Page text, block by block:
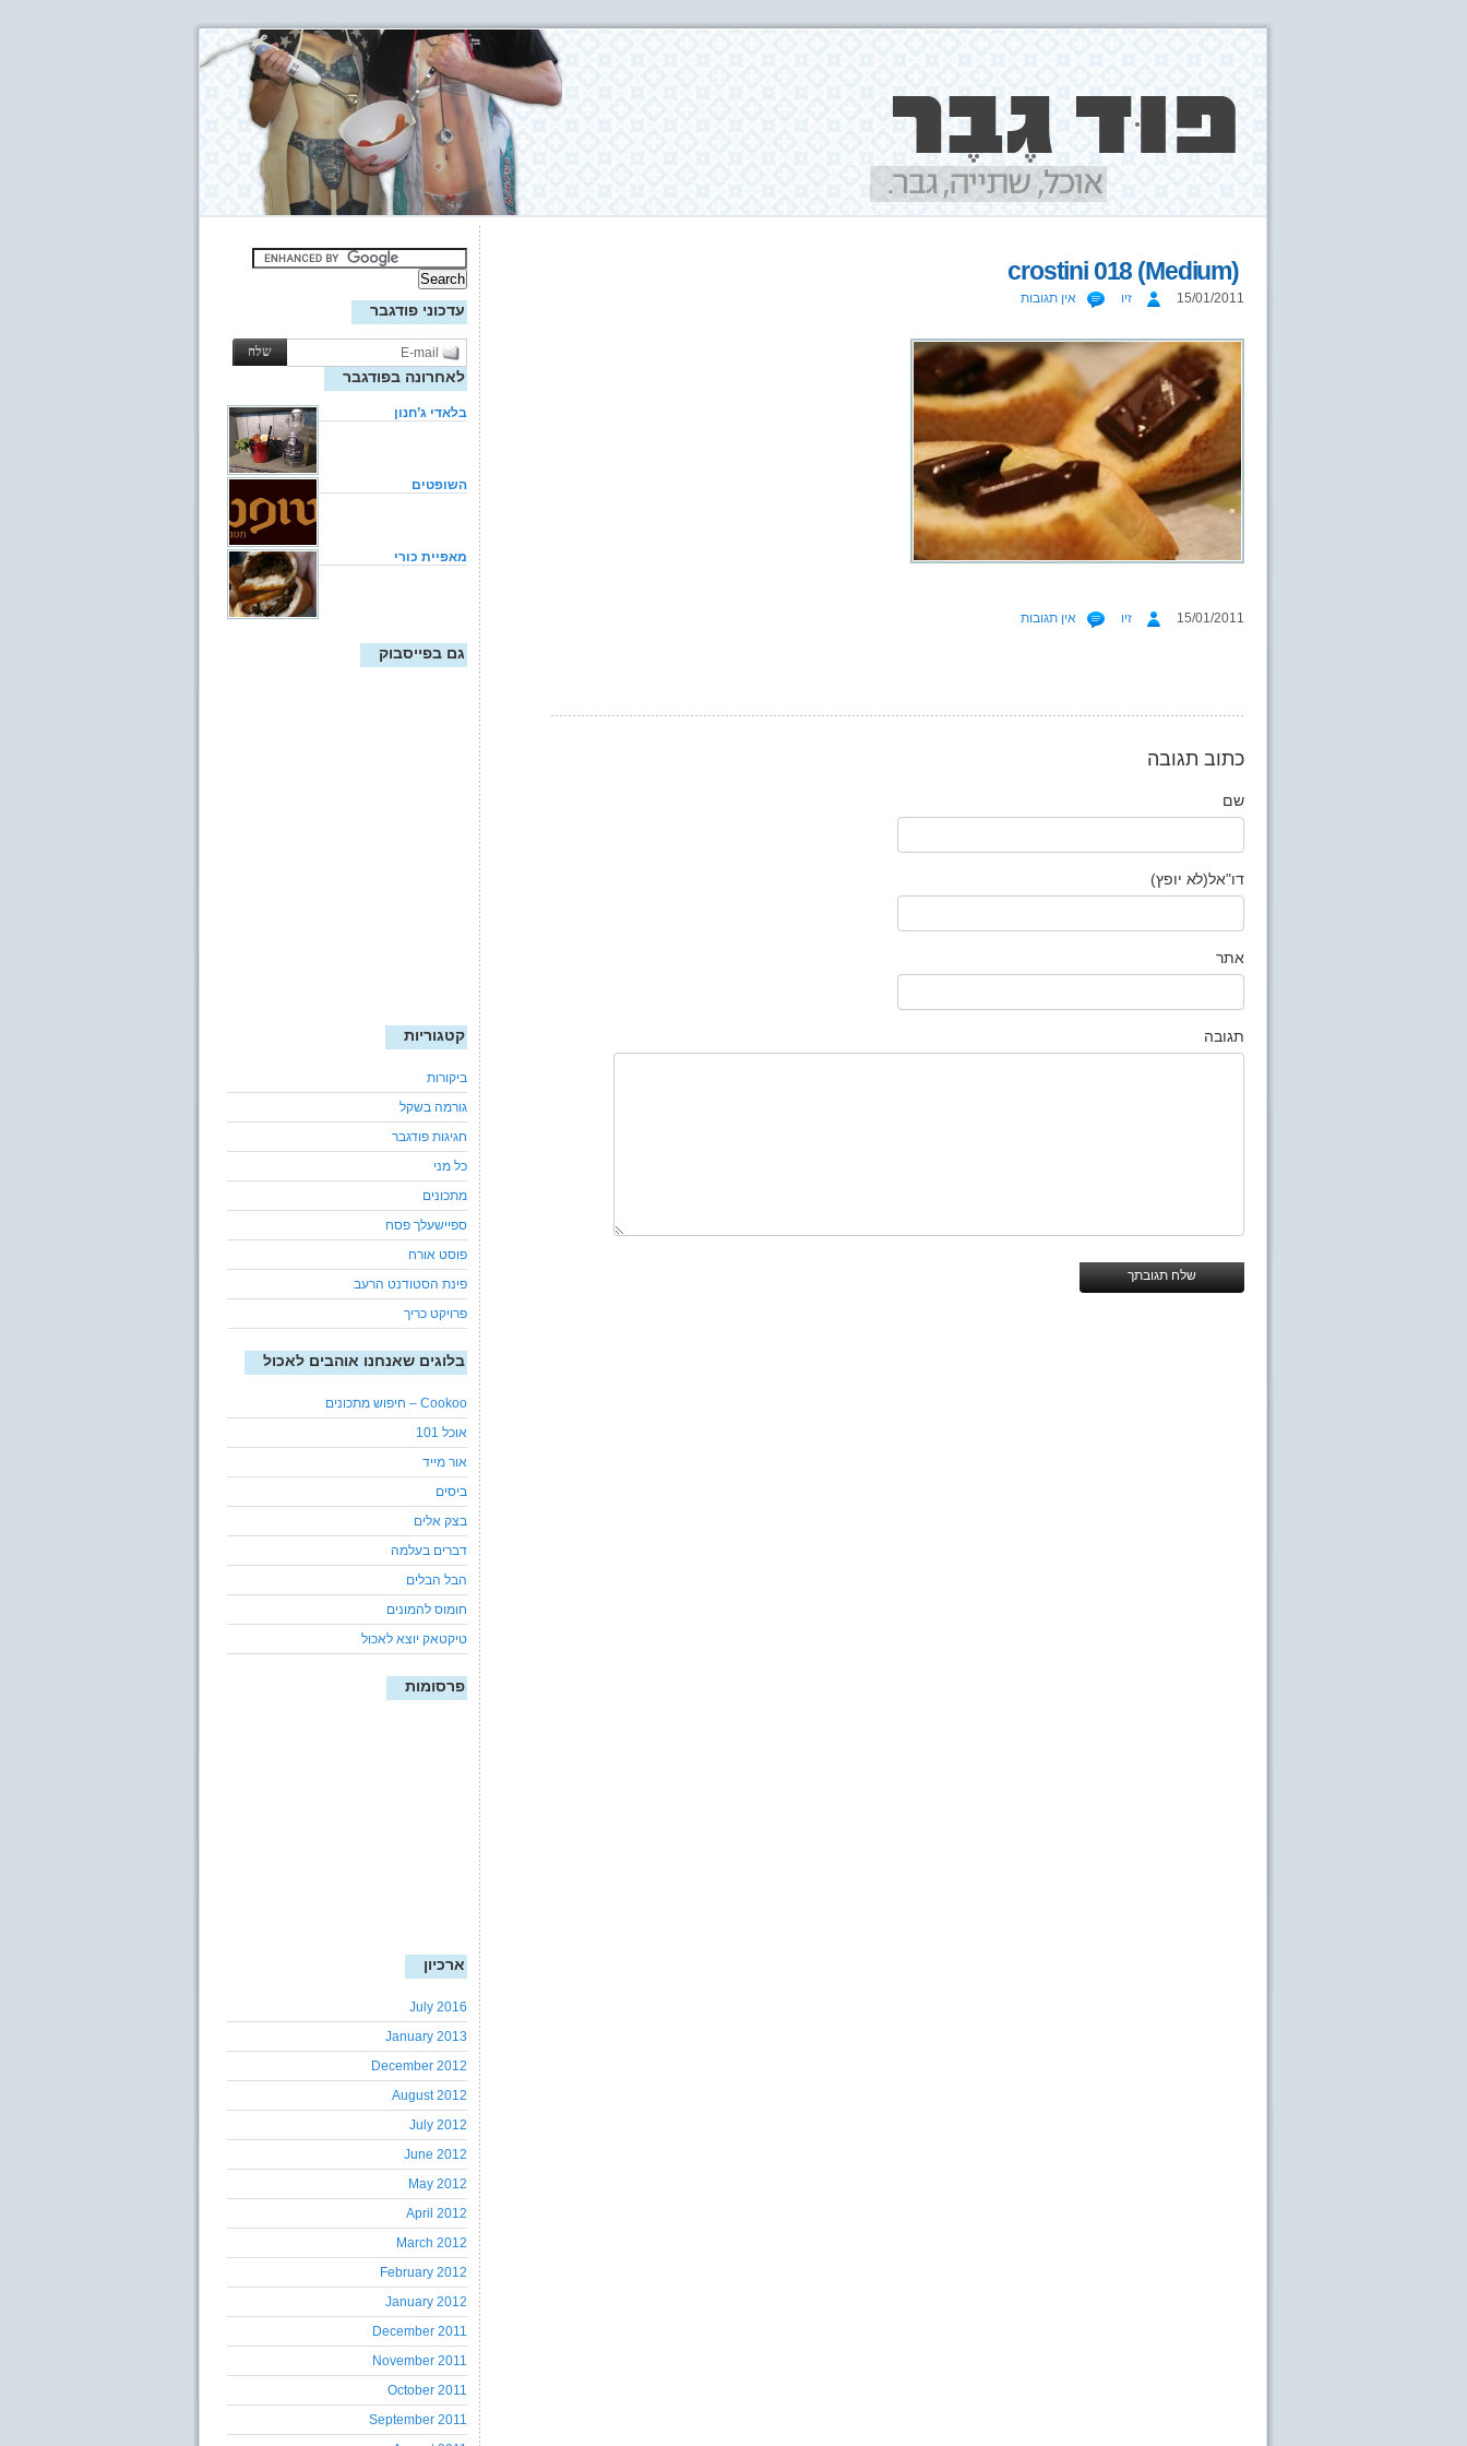
crostini 018 (Medium)
15/01/2011 זיו אין תגובות
15/01/2011 זיו אין תגובות
כתוב תגובה
שם
דו"אל(לא יופץ)
אתר
תגובה
עדכוני פודגבר
לאחרונה בפודגבר
בלאדי ג’חנון
השופטים
מאפיית כורי
גם בפייסבוק
קטגוריות
ביקורות
גורמה בשקל
חגיגות פודגבר
כל מני
מתכונים
ספיישעלך פסח
פוסט אורח
פינת הסטודנט הרעב
פרויקט כריך
בלוגים שאנחנו אוהבים לאכול
Cookoo – חיפוש מתכונים
אוכל 101
אור מייד
ביסים
בצק אלים
דברים בעלמה
הבל הבלים
חומוס להמונים
טיקטאק יוצא לאכול
פרסומות
ארכיון
July 2016
January 2013
December 2012
August 2012
July 2012
June 2012
May 2012
April 2012
March 2012
February 2012
January 2012
December 2011
November 2011
October 2011
September 2011